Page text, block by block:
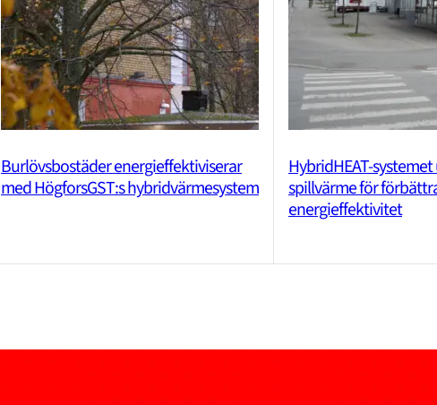
Burlövsbostäder energieffektiviserar
med HögforsGST:s hybridvärmesystem
HybridHEAT-
spillvärme för
energieffektivitet